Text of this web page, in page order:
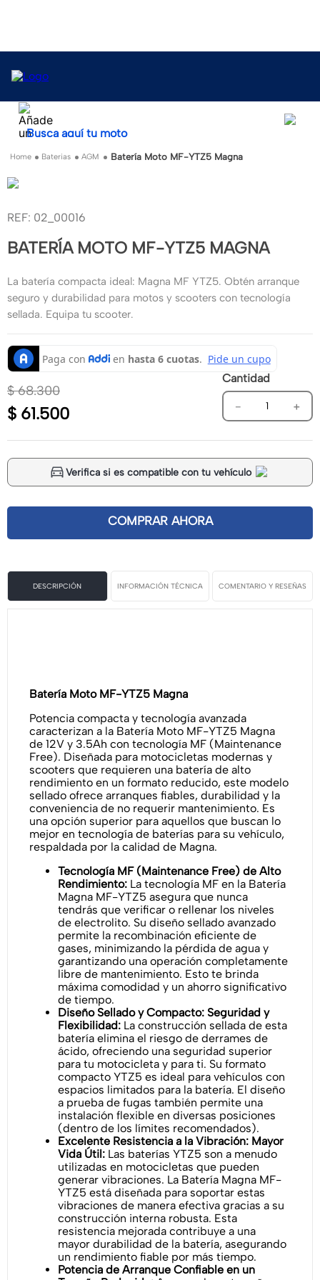
Busca aquí tu moto
Baterias AGM Batería Moto MF-YTZ5 Magna
: 02_00016
BATERÍA MOTO MF-YTZ5 MAGNA
La batería compacta ideal: Magna MF YTZ5. Obtén arranque
seguro y durabilidad para motos y scooters con tecnología
sellada. Equipa tu scooter.
$ 68.300
$ 61.500
Cantidad
＋
－
Verifica si es compatible con tu vehículo
DESCRIPCIÓN INFORMACIÓN TÉCNICA COMENTARIO Y RESEÑAS
Batería Moto MF-YTZ5 Magna
Potencia compacta y tecnología avanzada
caracterizan a la Batería Moto MF-YTZ5 Magna
de 12V y 3.5Ah con tecnología MF (Maintenance
Free). Diseñada para motocicletas modernas y
scooters que requieren una batería de alto
rendimiento en un formato reducido, este modelo
sellado ofrece arranques fiables, durabilidad y la
conveniencia de no requerir mantenimiento. Es
una opción superior para aquellos que buscan lo
mejor en tecnología de baterías para su vehículo,
respaldada por la calidad de Magna.
Tecnología MF (Maintenance Free) de Alto
Rendimiento: La tecnología MF en la Batería
Magna MF-YTZ5 asegura que nunca
tendrás que verificar o rellenar los niveles
de electrolito. Su diseño sellado avanzado
permite la recombinación eficiente de
gases, minimizando la pérdida de agua y
garantizando una operación completamente
libre de mantenimiento. Esto te brinda
máxima comodidad y un ahorro significativo
de tiempo.
Diseño Sellado y Compacto: Seguridad y
Flexibilidad: La construcción sellada de esta
batería elimina el riesgo de derrames de
ácido, ofreciendo una seguridad superior
para tu motocicleta y para ti. Su formato
compacto YTZ5 es ideal para vehículos con
espacios limitados para la batería. El diseño
a prueba de fugas también permite una
instalación flexible en diversas posiciones
(dentro de los límites recomendados).
Excelente Resistencia a la Vibración: Mayor
Vida Útil: Las baterías YTZ5 son a menudo
utilizadas en motocicletas que pueden
generar vibraciones. La Batería Magna MF-
YTZ5 está diseñada para soportar estas
vibraciones de manera efectiva gracias a su
construcción interna robusta. Esta
resistencia mejorada contribuye a una
mayor durabilidad de la batería, asegurando
un rendimiento fiable por más tiempo.
Potencia de Arranque Confiable en un